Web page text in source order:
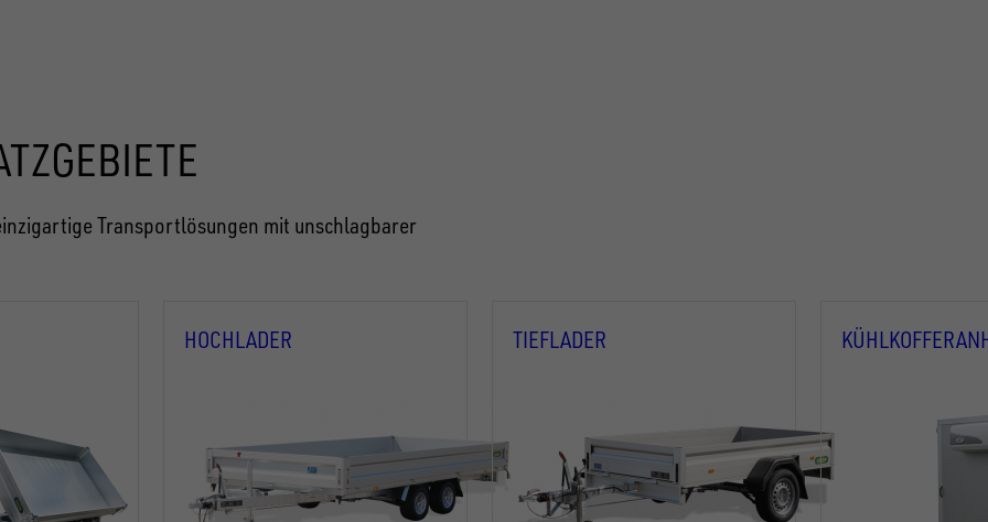
Transportlösungen mit unschlagbarer
HOCHLADER TIEFLADER